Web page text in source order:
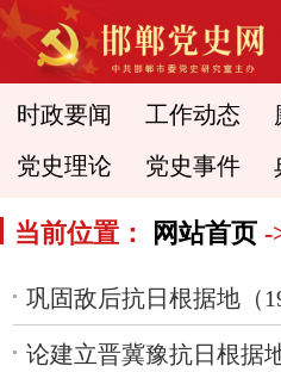
时政要闻 工作动态
党史理论 党史事件
当前位置： 网站首页 -
巩固敌后抗日根据地（
论建立晋冀豫抗日根据